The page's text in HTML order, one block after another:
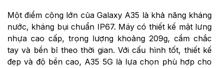
Một điểm cộng lớn của Galaxy A35 là khả năng kháng
nước, kháng bụi chuẩn IP67. Máy có thiết kế mặt lưng
nhựa cao cấp, trọng lượng khoảng 209g, cầm chắc
tay và bền bỉ theo thời gian. Với cấu hình tốt, thiết kế
đẹp và độ bền cao, A35 5G là lựa chọn phù hợp cho